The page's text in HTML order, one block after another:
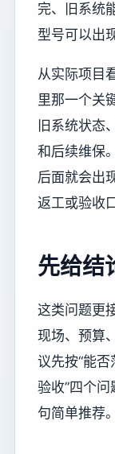
完、旧系统
型号可以出
从实际项目
里那一个关
旧系统状态
和后续维保
后面就会出
返工或验收
先给结
这类问题更
现场、预算
议先按“能
验收”四个
句简单推荐。